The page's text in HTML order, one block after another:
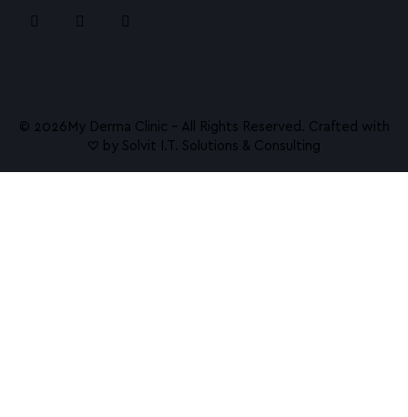
© 2026ㅤMy Derma Clinic – All Rights Reserved. Crafted with
♡ by Solvit I.T. Solutions & Consulting